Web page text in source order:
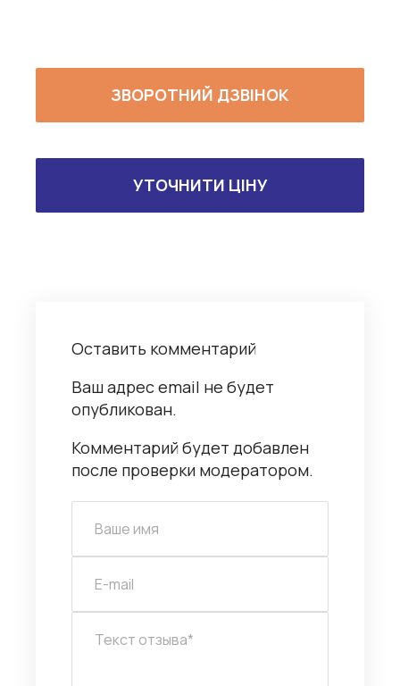
ЗВОРОТНИЙ ДЗВІНОК
УТОЧНИТИ ЦІНУ
Оставить комментарий
Ваш адрес email не будет
опубликован.
Комментарий будет добавлен
после проверки модератором.